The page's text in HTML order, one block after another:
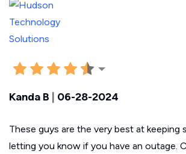
Kanda B 06-28-2024
These guys are the very best at keeping
letting you know if you have an outage.